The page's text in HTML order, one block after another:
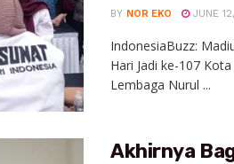
BY NOR EKO JUNE
IndonesiaBuzz:
Hari Jadi ke-107
Lembaga Nurul ...
Akhirnya